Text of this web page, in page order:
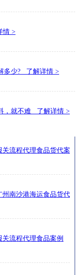
情 >
多少? 了解详情 >
，就不难 了解详情 >
流程代理食品货代案例
州南沙港海运食品货代案
关流程代理食品案例